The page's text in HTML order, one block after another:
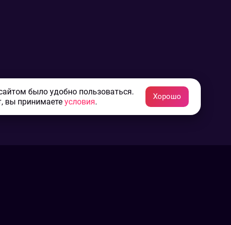
было удобно пользоваться.
вы принимаете условия.
Хорошо